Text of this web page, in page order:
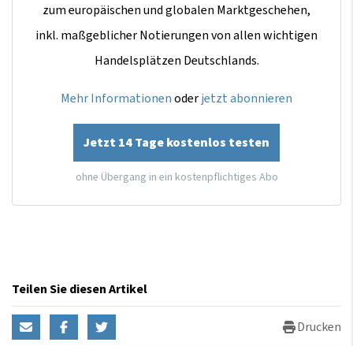
zum europäischen und globalen Marktgeschehen,
inkl. maßgeblicher Notierungen von allen wichtigen
Handelsplätzen Deutschlands.
Mehr Informationenoderjetzt abonnieren
Jetzt 14 Tage kostenlos testen
ohne Übergang in ein kostenpflichtiges Abo
Teilen Sie diesen Artikel
Drucken